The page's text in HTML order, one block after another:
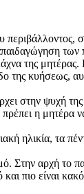
περιβάλλοντος,
των
της μητέρας.
κυήσεως,
στην ψυχή
η
ηλικία, τα
αρχή το
πιο είναι